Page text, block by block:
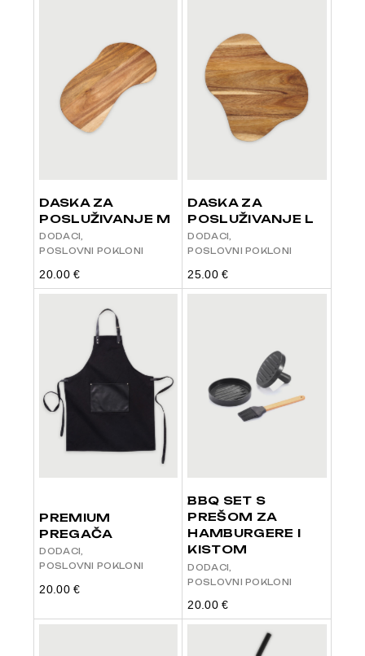
DASKA ZA
POSLUŽIVANJE M
DODACI
POSLOVNI POKLONI
20.00€
DASKA ZA
POSLUŽIVANJE L
DODACI
POSLOVNI POKLONI
25.00€
PREMIUM
PREGAČA
DODACI
POSLOVNI POKLONI
20.00€
BBQ SET S
PREŠOM ZA
HAMBURGERE I
KISTOM
DODACI
POSLOVNI POKLONI
20.00€